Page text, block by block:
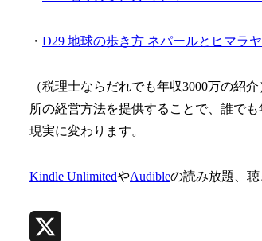
・ D29 地球の歩き方 ネパールとヒマラ
（税理士ならだれでも年収3000万の紹
所の経営方法を提供することで、誰で
現実に変わります。
Kindle UnlimitedやAudibleの読み放題、聴